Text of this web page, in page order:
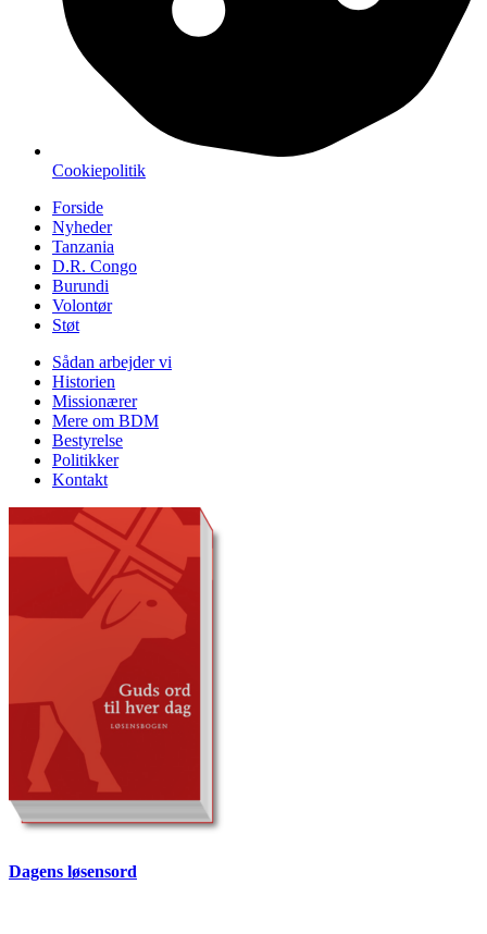
Cookiepolitik
Forside
Nyheder
Tanzania
D.R. Congo
Burundi
Volontør
Støt
Sådan arbejder vi
Historien
Missionærer
Mere om BDM
Bestyrelse
Politikker
Kontakt
Dagens løsensord